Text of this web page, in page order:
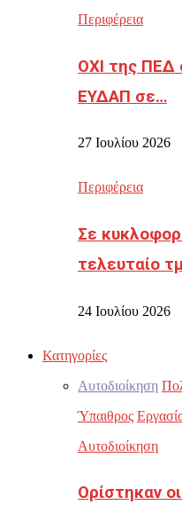
Περιφέρεια
ΟΧΙ της ΠΕΔ
ΕΥΔΑΠ σε…
27 Ιουλίου 2026
Περιφέρεια
Σε
τελευταίο
24 Ιουλίου 2026
Κατηγορίες
Αυτοδιοίκηση
Ύπαιθρος
Αυτοδιοίκηση
Ορίστηκαν